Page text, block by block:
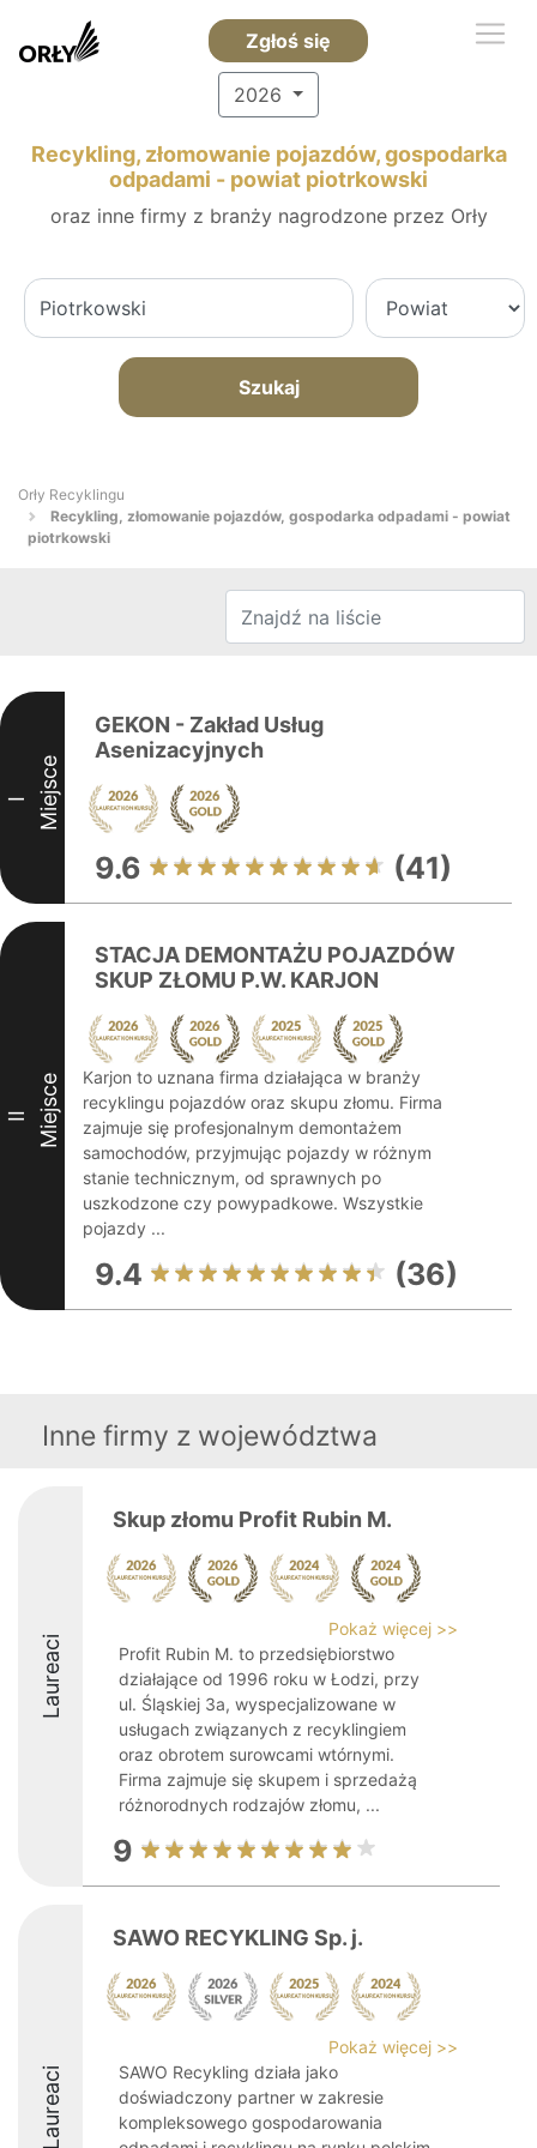
Zgłoś się
2026
Recykling, złomowanie pojazdów, gospodarka
odpadami - powiat piotrkowski
oraz inne firmy z branży nagrodzone przez Orły
Szukaj
Orły Recyklingu
Recykling, złomowanie pojazdów, gospodarka odpadami - powiat
piotrkowski
I Miejsce
GEKON - Zakład Usług
Asenizacyjnych
9.6 (41)
II Miejsce
STACJA DEMONTAŻU POJAZDÓW
SKUP ZŁOMU P.W. KARJON
Karjon to uznana firma działająca w branży
recyklingu pojazdów oraz skupu złomu. Firma
zajmuje się profesjonalnym demontażem
samochodów, przyjmując pojazdy w różnym
stanie technicznym, od sprawnych po
uszkodzone czy powypadkowe. Wszystkie
pojazdy ...
9.4 (36)
Inne firmy z województwa
Laureaci
Skup złomu Profit Rubin M.
Pokaż więcej >>
Profit Rubin M. to przedsiębiorstwo
działające od 1996 roku w Łodzi, przy
ul. Śląskiej 3a, wyspecjalizowane w
usługach związanych z recyklingiem
oraz obrotem surowcami wtórnymi.
Firma zajmuje się skupem i sprzedażą
różnorodnych rodzajów złomu, ...
9
Laureaci
SAWO RECYKLING Sp. j.
Pokaż więcej >>
SAWO Recykling działa jako
doświadczony partner w zakresie
kompleksowego gospodarowania